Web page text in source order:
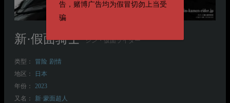
告，赌博广告均为假冒切勿上当受
骗
新·假面骑士 シン・仮面ライダー
类型： 冒险 剧情
地区：
日本
年份：
2023
又名：
新·蒙面超人